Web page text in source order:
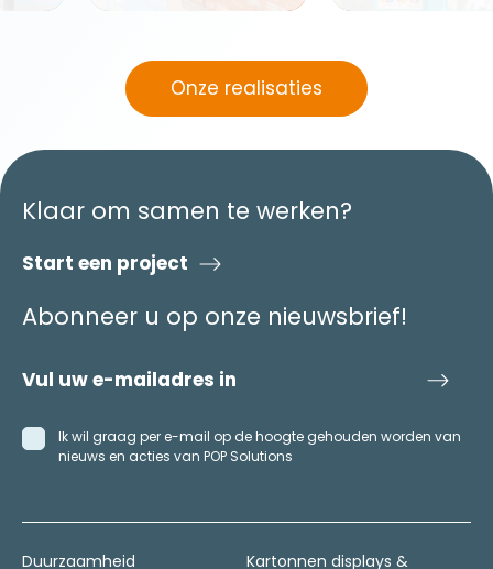
Onze realisaties
Klaar om samen te werken?
Start een project
Abonneer u op onze nieuwsbrief!
Ik wil graag per e-mail op de hoogte gehouden worden van
nieuws en acties van POP Solutions
Duurzaamheid Kartonnen displays &